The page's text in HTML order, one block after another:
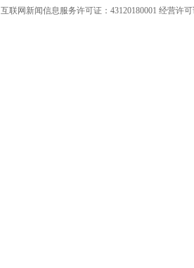
互联网新闻信息服务许可证：43120180001 经营许可